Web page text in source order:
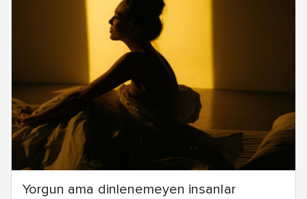
Yorgun ama dinlenemeyen insanlar